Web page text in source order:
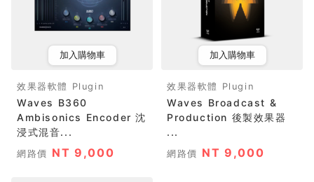
加入購物車
效果器軟體 Plugin
Waves B360
Ambisonics Encoder 沈
浸式混音...
網路價 NT 9,000
加入購物車
效果器軟體 Plugin
Waves Broadcast &
Production 後製效果器
...
網路價 NT 9,000